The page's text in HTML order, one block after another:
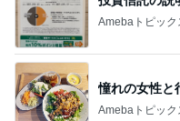
Amebaトピック
憧れの女性と
Amebaトピック